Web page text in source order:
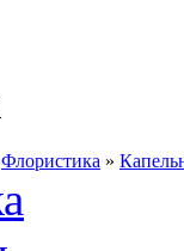
Флористика »